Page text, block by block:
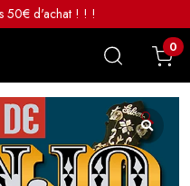
50€ d'achat ! ! !
0
🔍